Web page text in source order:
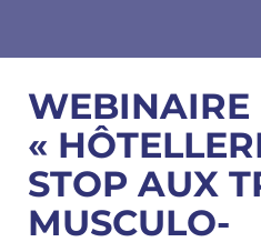
WEBINAIRE
«
STOP AUX
MUSCULO-